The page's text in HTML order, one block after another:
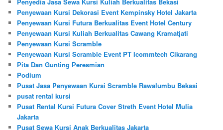
Penyewaan Kursi Dekorasi Event Kempinsky Hotel Jakarta
Penyewaan Kursi Futura Berkualitas Event Hotel Century
Penyewaan Kursi Kuliah Berkualitas Cawang Kramatjati
Penyewaan Kursi Scramble
Penyewaan Kursi Scramble Event PT Icommtech Cikarang
Pita Dan Gunting Peresmian
Podium
Pusat Jasa Penyewaan Kursi Scramble Rawalumbu Bekasi
pusat rental kursi
Pusat Rental Kursi Futura Cover Streth Event Hotel Mulia
Jakarta
Pusat Sewa Kursi Anak Berkualitas Jakarta